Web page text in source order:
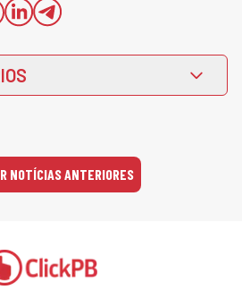
NOTÍCIAS ANTERIORES